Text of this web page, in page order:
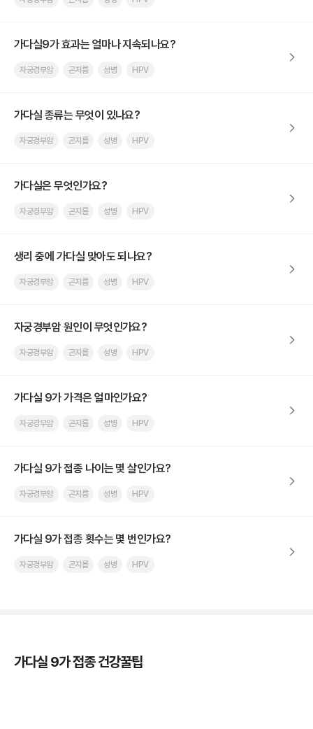
가다실9가 효과는 얼마나 지속되나요?
자궁경부암 곤지름 성병 HPV
가다실 종류는 무엇이 있나요?
자궁경부암 곤지름 성병 HPV
가다실은 무엇인가요?
자궁경부암 곤지름 성병 HPV
생리 중에 가다실 맞아도 되나요?
자궁경부암 곤지름 성병 HPV
자궁경부암 원인이 무엇인가요?
자궁경부암 곤지름 성병 HPV
가다실 9가 가격은 얼마인가요?
자궁경부암 곤지름 성병 HPV
가다실 9가 접종 나이는 몇 살인가요?
자궁경부암 곤지름 성병 HPV
가다실 9가 접종 횟수는 몇 번인가요?
자궁경부암 곤지름 성병 HPV
가다실 9가 접종 건강꿀팁